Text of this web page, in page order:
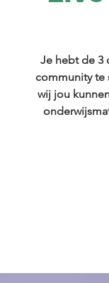
Je hebt de 3
community te
wij jou